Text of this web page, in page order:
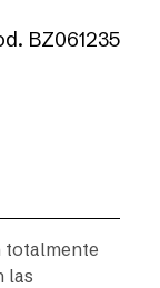
BZ061235
totalmente
las